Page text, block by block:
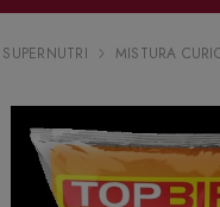
SUPERNUTRI MISTURA